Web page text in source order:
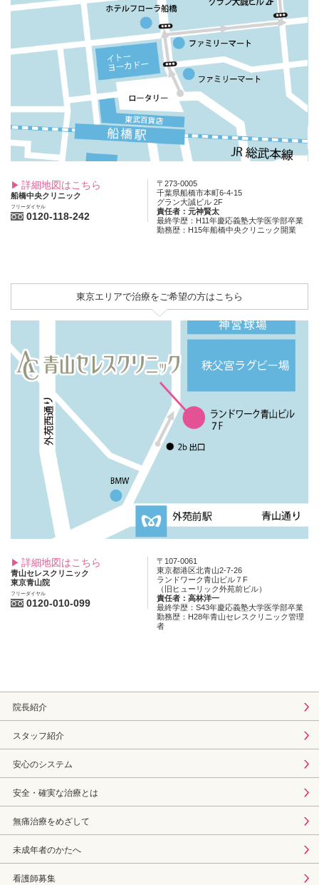
詳細地図はこちら
船橋中央クリニック
フリーダイヤル
0120-118-242
〒273-0005
千葉県船橋市本町6-4-15
グラン大誠ビル 2F
責任者：元神賢太
最終学歴：H11年慶応義塾大学医学部卒業
勤務歴：H15年船橋中央クリニック開業
東京エリアで治療をご希望の方はこちら
詳細地図はこちら
青山セレスクリニック
東京青山院
フリーダイヤル
0120-010-099
〒107-0061
東京都港区北青山2-7-26
ランドワーク青山ビル７F
（旧ヒューリック外苑前ビル）
責任者：高林洋一
最終学歴：S43年慶応義塾大学医学部卒業
勤務歴：H28年青山セレスクリニック管理
者
院長紹介
スタッフ紹介
安心のシステム
安全・確実な治療とは
無痛治療をめざして
未成年者のかたへ
看護師募集